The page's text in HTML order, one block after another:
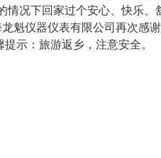
情况下回家过个安心、快乐、
魁仪器仪表有限公司再次感谢
示：旅游返乡，注意安全。